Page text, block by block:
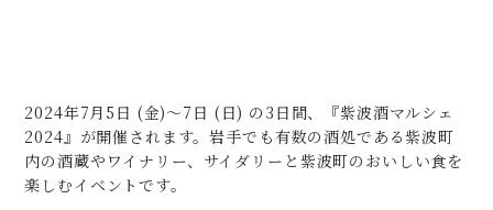
2024年7月5日 (金)～7日 (日) の3日間、『紫波酒マルシェ
2024』が開催されます。岩手でも有数の酒処である紫波町
内の酒蔵やワイナリー、サイダリーと紫波町のおいしい食を
楽しむイベントです。